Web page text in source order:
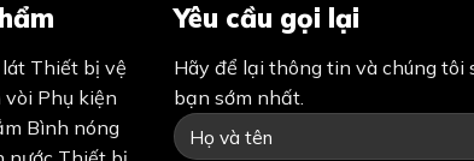
Thiết bị vệ
vòi Phụ kiện
Bình nóng
Yêu cầu gọi lại
Hãy để lại thông tin và chúng tôi
bạn sớm nhất.